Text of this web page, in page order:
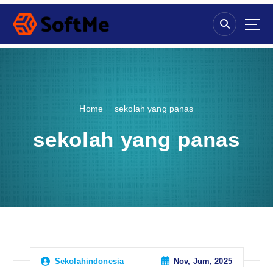
S
p
Home sekolah yang panas
sekolah yang panas
Sekolahindonesia Nov, Jum, 2025